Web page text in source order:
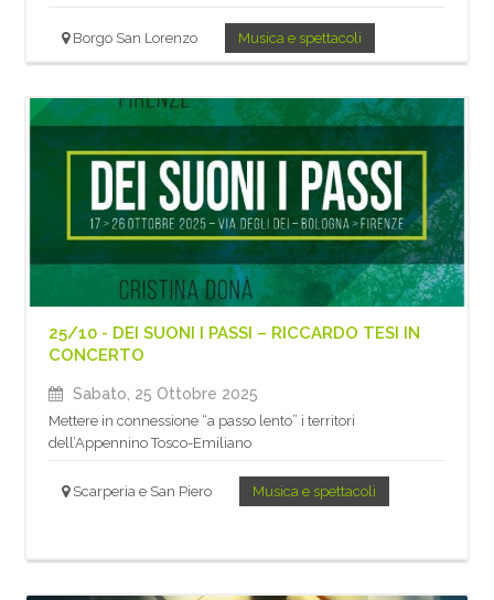
Borgo San Lorenzo Musica e spettacoli
25/10 - DEI SUONI I PASSI – RICCARDO TESI IN
CONCERTO
Sabato, 25 Ottobre 2025
Mettere in connessione “a passo lento” i territori
dell’Appennino Tosco-Emiliano
Scarperia e San Piero Musica e spettacoli